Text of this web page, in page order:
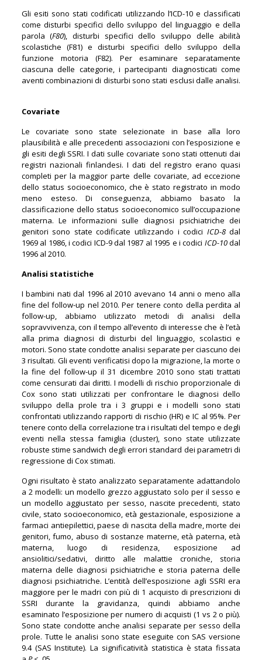
Gli esiti sono stati codificati utilizzando l’ICD-10 e classificati
come disturbi specifici dello sviluppo del linguaggio e della
parola (F80), disturbi specifici dello sviluppo delle abilità
scolastiche (F81) e disturbi specifici dello sviluppo della
funzione motoria (F82). Per esaminare separatamente
ciascuna delle categorie, i partecipanti diagnosticati come
aventi combinazioni di disturbi sono stati esclusi dalle analisi.
Covariate
Le covariate sono state selezionate in base alla loro
plausibilità e alle precedenti associazioni con l’esposizione e
gli esiti degli SSRI. I dati sulle covariate sono stati ottenuti dai
registri nazionali finlandesi. I dati del registro erano quasi
completi per la maggior parte delle covariate, ad eccezione
dello status socioeconomico, che è stato registrato in modo
meno esteso. Di conseguenza, abbiamo basato la
classificazione dello status socioeconomico sull’occupazione
materna. Le informazioni sulle diagnosi psichiatriche dei
genitori sono state codificate utilizzando i codici ICD-8dal
1969 al 1986, i codici ICD-9 dal 1987 al 1995 e i codici ICD-10dal
1996 al 2010.
Analisi statistiche
I bambini nati dal 1996 al 2010 avevano 14 anni o meno alla
fine del follow-up nel 2010. Per tenere conto della perdita al
follow-up, abbiamo utilizzato metodi di analisi della
sopravvivenza, con il tempo all’evento di interesse che è l’età
alla prima diagnosi di disturbi del linguaggio, scolastici e
motori. Sono state condotte analisi separate per ciascuno dei
3 risultati. Gli eventi verificatisi dopo la migrazione, la morte o
la fine del follow-up il 31 dicembre 2010 sono stati trattati
come censurati dai diritti. I modelli di rischio proporzionale di
Cox sono stati utilizzati per confrontare le diagnosi dello
sviluppo della prole tra i 3 gruppi e i modelli sono stati
confrontati utilizzando rapporti di rischio (HR) e IC al 95%. Per
tenere conto della correlazione tra i risultati del tempo e degli
eventi nella stessa famiglia (cluster), sono state utilizzate
robuste stime sandwich degli errori standard dei parametri di
regressione di Cox stimati.
Ogni risultato è stato analizzato separatamente adattandolo
a 2 modelli: un modello grezzo aggiustato solo per il sesso e
un modello aggiustato per sesso, nascite precedenti, stato
civile, stato socioeconomico, età gestazionale, esposizione a
farmaci antiepilettici, paese di nascita della madre, morte dei
genitori, fumo, abuso di sostanze materne, età paterna, età
materna, luogo di residenza, esposizione ad
ansiolitici/sedativi, diritto alle malattie croniche, storia
materna delle diagnosi psichiatriche e storia paterna delle
diagnosi psichiatriche. L’entità dell’esposizione agli SSRI era
maggiore per le madri con più di 1 acquisto di prescrizioni di
SSRI durante la gravidanza, quindi abbiamo anche
esaminato l’esposizione per numero di acquisti (1 vs 2 o più).
Sono state condotte anche analisi separate per sesso della
prole. Tutte le analisi sono state eseguite con SAS versione
9.4 (SAS Institute). La significatività statistica è stata fissata